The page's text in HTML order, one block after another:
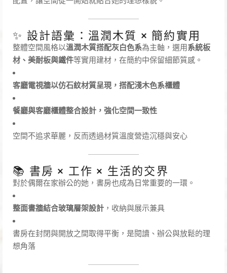
✨ 設計語彙：溫潤木質 × 簡約實用
整體空間風格以溫潤木質搭配灰白色系為主軸，選用系統板
材、美耐板與鐵件等實用建材，在簡約中保留細節質感。
客廳電視牆以仿石紋材質呈現，搭配淺木色系櫃體
餐廳與客廳櫃體整合設計，強化空間一致性
空間不追求華麗，反而透過材質溫度營造沉穩與安心
📚 書房 × 工作 × 生活的交界
對於偶爾在家辦公的她，書房也成為日常重要的一環。
整面書牆結合玻璃層架設計 ，收納與展示兼具
書房在封閉與開放之間取得平衡，是閱讀、辦公與放鬆的理
想角落